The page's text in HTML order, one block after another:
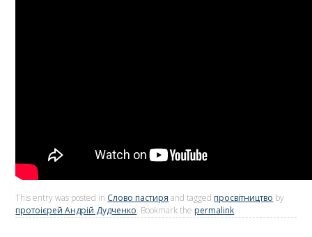
This entry was posted in Слово пастиря and tagged просвітництво by
протоієрей Андрій Дудченко. Bookmark the permalink.